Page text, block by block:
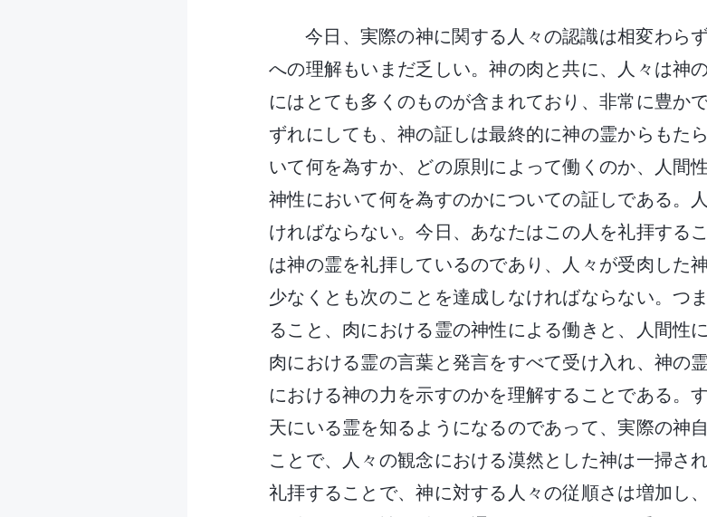
今日、実際の神に関する人々の認識は相変わら
への理解もいまだ乏しい。神の肉と共に、人々は神
にはとても多くのものが含まれており、非常に豊か
ずれにしても、神の証しは最終的に神の霊からもた
いて何を為すか、どの原則によって働くのか、人間
神性において何を為すのかについての証しである。
ければならない。今日、あなたはこの人を礼拝する
は神の霊を礼拝しているのであり、人々が受肉した
少なくとも次のことを達成しなければならない。つ
ること、肉における霊の神性による働きと、人間性
肉における霊の言葉と発言をすべて受け入れ、神の
における神の力を示すのかを理解することである。
天にいる霊を知るようになるのであって、実際の神
ことで、人々の観念における漠然とした神は一掃さ
礼拝することで、神に対する人々の従順さは増加し